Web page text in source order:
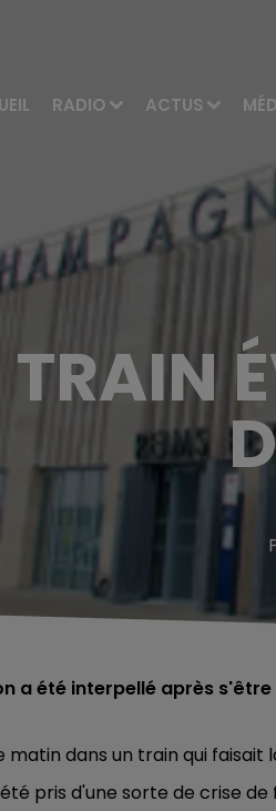
RADIO ACTUS
a été interpellé après
matin dans un train qui
pris d'une sorte de crise